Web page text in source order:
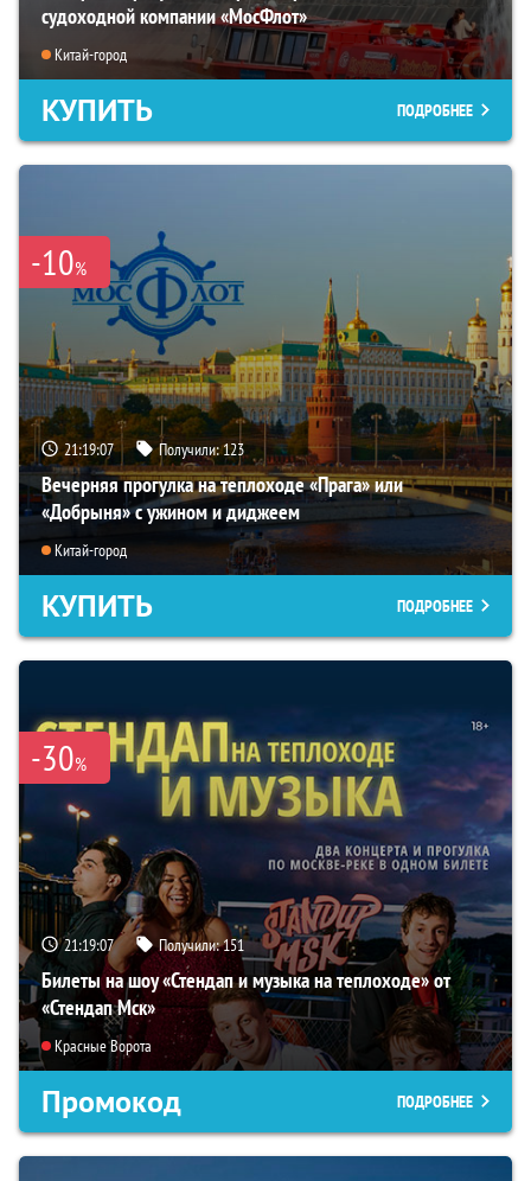
судоходной компании «МосФлот»
Китай-город
КУПИТЬ ПОДРОБНЕЕ
-10%
21:19:06 Получили:123
Вечерняя прогулка на теплоходе «Прага» или
«Добрыня» с ужином и диджеем
Китай-город
КУПИТЬ ПОДРОБНЕЕ
-30%
21:19:06 Получили:151
Билеты на шоу «Стендап и музыка на теплоходе» от
«Стендап Мск»
Красные Ворота
Промокод ПОДРОБНЕЕ